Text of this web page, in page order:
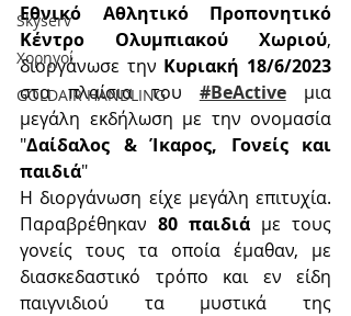
Skyserv
Χορηγοί
GOLDAIR HANDLING
Εθνικό Αθλητικό Προπονητικό
Κέντρο Ολυμπιακού Χωριού,
διοργάνωσε την Κυριακή 18/6/2023
στα πλαίσια του #BeActive
μια
μεγάλη εκδήλωση με την ονομασία
"Δαίδαλος & Ίκαρος, Γονείς και
παιδιά"
Η διοργάνωση είχε μεγάλη επιτυχία.
Παραβρέθηκαν 80 παιδιά με τους
γονείς τους τα οποία έμαθαν, με
διασκεδαστικό τρόπο και εν είδη
παιγνιδιού τα μυστικά της